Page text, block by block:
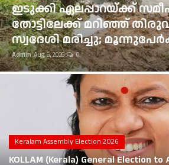
Technology
Health
Jobs Mall
Career
ഇടുക്കി ഏലപ്പാറയ്ക്ക്
തോട്ടിലേക്ക് മറിഞ്ഞ്
സ്വദേശി മരിച്ചു;
Admin Aug 6, 2026 0
Keralam Assembly Election 2026
KOLLAM (Kerala) General Election to